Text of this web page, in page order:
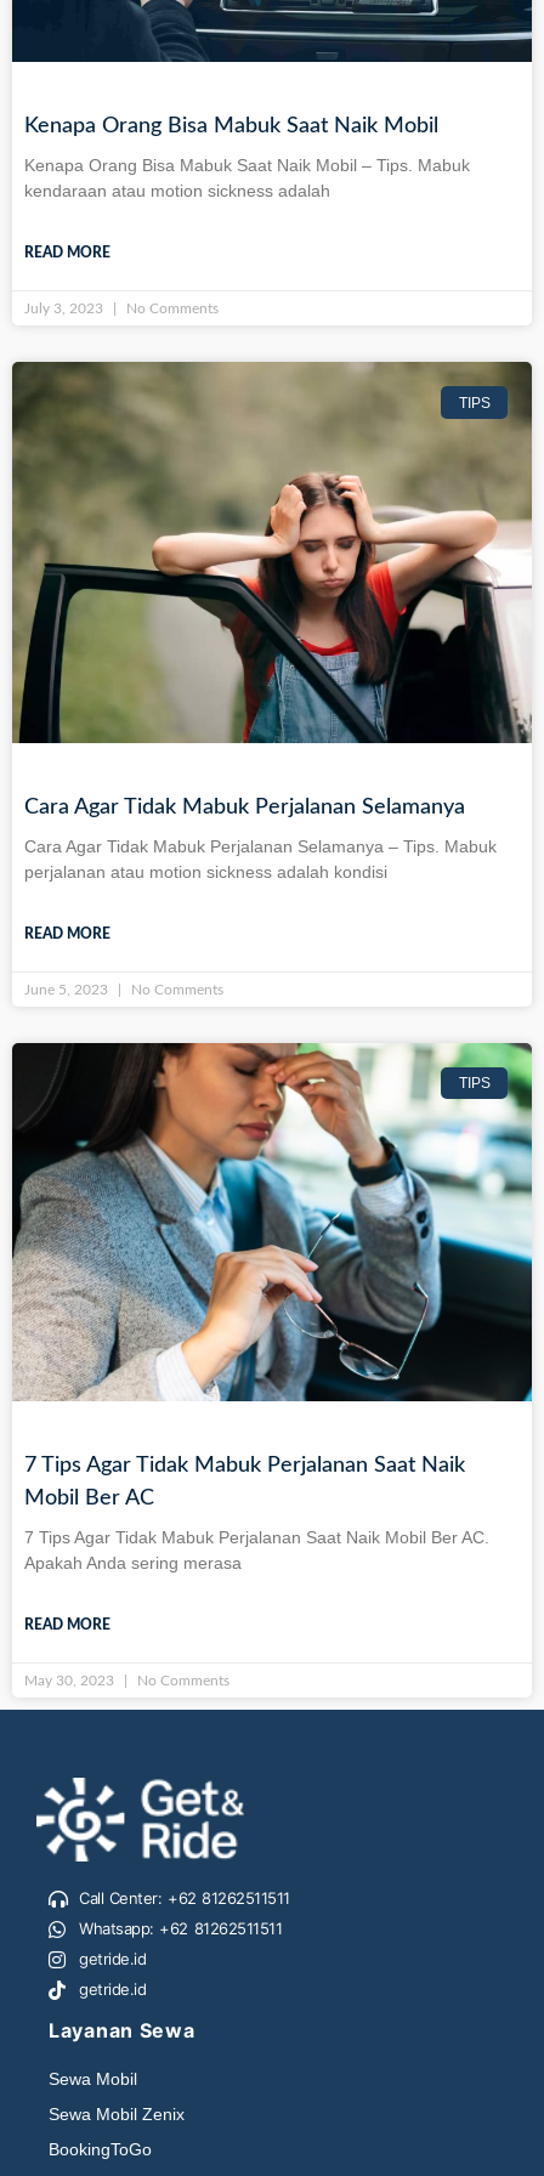
Kenapa Orang Bisa Mabuk Saat Naik Mobil
Kenapa Orang Bisa Mabuk Saat Naik Mobil – Tips. Mabuk
kendaraan atau motion sickness adalah
READ MORE
July 3, 2023 No Comments
TIPS
Cara Agar Tidak Mabuk Perjalanan Selamanya
Cara Agar Tidak Mabuk Perjalanan Selamanya – Tips. Mabuk
perjalanan atau motion sickness adalah kondisi
READ MORE
June 5, 2023 No Comments
TIPS
7 Tips Agar Tidak Mabuk Perjalanan Saat Naik
Mobil Ber AC
7 Tips Agar Tidak Mabuk Perjalanan Saat Naik Mobil Ber AC.
Apakah Anda sering merasa
READ MORE
May 30, 2023 No Comments
Call Center: +62 81262511511
Whatsapp: +62 81262511511
getride.id
getride.id
Layanan Sewa
Sewa Mobil
Sewa Mobil Zenix
BookingToGo